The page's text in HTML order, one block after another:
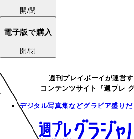
開/閉
電子版で購入
開/閉
週刊プレイボーイが運営
コンテンツサイト『週プレ
デジタル写真集などグラビア盛り